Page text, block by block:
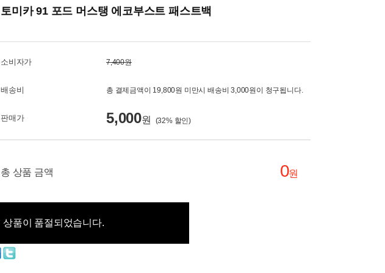
토미카 91 포드 머스탱 에코부스트 패스트백
소비자가 7,400원
배송비 총 결제금액이 19,800원 미만시 배송비 3,000원이 청구됩니다.
판매가 5,000원 (32% 할인)
총 상품 금액 0원
상품이 품절되었습니다.